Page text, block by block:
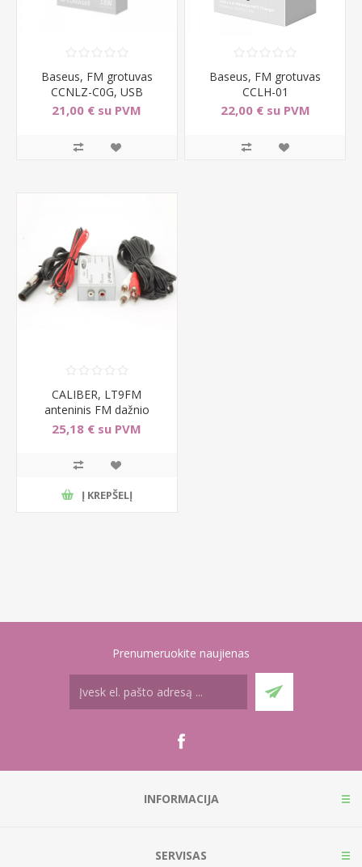
Baseus, FM grotuvas
CCNLZ-C0G, USB
21,00 € su PVM
Baseus, FM grotuvas
CCLH-01
22,00 € su PVM
CALIBER, LT9FM
anteninis FM dažnio
siųstuvas - moduliatorius
25,18 € su PVM
Į KREPŠELĮ
Prenumeruokite naujienas
INFORMACIJA
SERVISAS